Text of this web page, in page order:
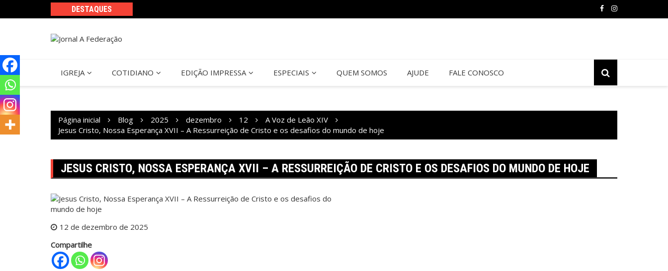
DESTAQUES
IGREJA COTIDIANO EDIÇÃO IMPRESSA ESPECIAIS QUEM SOMOS AJUDE FALE CONOSCO
Página inicial Blog 2025 dezembro 12
A Voz de Leão XIV
Jesus Cristo, Nossa Esperança XVII – A Ressurreição de Cristo e os desafios do mundo de hoje
JESUS CRISTO, NOSSA ESPERANÇA XVII – A RESSURREIÇÃO DE CRISTO E OS DESAFIOS DO MUNDO DE HOJE
12 de dezembro de 2025
Compartilhe